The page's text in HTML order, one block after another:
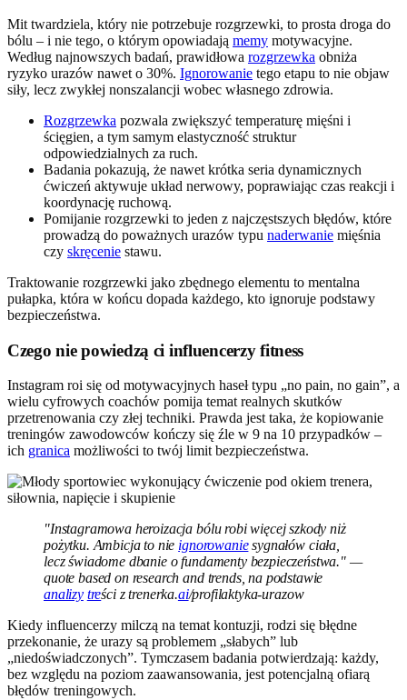
Mit twardziela, który nie potrzebuje rozgrzewki, to prosta droga do
bólu – i nie tego, o którym opowiadają memy motywacyjne.
Według najnowszych badań, prawidłowa rozgrzewka obniża
ryzyko urazów nawet o 30%. Ignorowanie tego etapu to nie objaw
siły, lecz zwykłej nonszalancji wobec własnego zdrowia.
Rozgrzewka pozwala zwiększyć temperaturę mięśni i
ścięgien, a tym samym elastyczność struktur
odpowiedzialnych za ruch.
Badania pokazują, że nawet krótka seria dynamicznych
ćwiczeń aktywuje układ nerwowy, poprawiając czas reakcji i
koordynację ruchową.
Pomijanie rozgrzewki to jeden z najczęstszych błędów, które
prowadzą do poważnych urazów typu naderwanie mięśnia
czy skręcenie stawu.
Traktowanie rozgrzewki jako zbędnego elementu to mentalna
pułapka, która w końcu dopada każdego, kto ignoruje podstawy
bezpieczeństwa.
Czego nie powiedzą ci influencerzy fitness
Instagram roi się od motywacyjnych haseł typu „no pain, no gain”, a
wielu cyfrowych coachów pomija temat realnych skutków
przetrenowania czy złej techniki. Prawda jest taka, że kopiowanie
treningów zawodowców kończy się źle w 9 na 10 przypadków –
ich granica możliwości to twój limit bezpieczeństwa.
"Instagramowa heroizacja bólu robi więcej szkody niż
pożytku. Ambicja to nie ignorowaniesygnałów ciała,
lecz świadome dbanie o fundamenty bezpieczeństwa." —
quote based on research and trends, na podstawie
analizy treści z trenerka.ai/profilaktyka-urazow
Kiedy influencerzy milczą na temat kontuzji, rodzi się błędne
przekonanie, że urazy są problemem „słabych” lub
„niedoświadczonych”. Tymczasem badania potwierdzają: każdy,
bez względu na poziom zaawansowania, jest potencjalną ofiarą
błędów treningowych.